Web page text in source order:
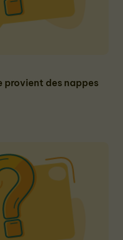
provient des nappes